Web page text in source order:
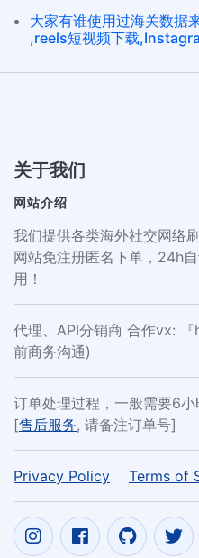
大家有谁使用过海关数据
,reels短视频下载
关于我们
网站介绍
我们提供各类海外社交网络
网站免注册匿名下单，24h
用！
代理、API分销商 合作vx:
前商务沟通)
订单处理过程，一般需要6小
[售后服务, 请备注订单号]
Privacy Policy Terms of